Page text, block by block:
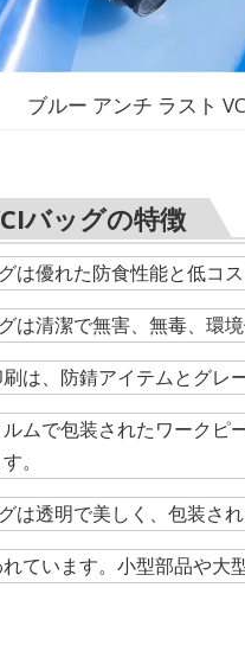
ブルー アンチ ラスト
バッグの特徴
は優れた防食性能と低コ
は清潔で無害、無毒、環
刷は、防錆アイテムとグレ
ルムで包装されたワークピ
。
は透明で美しく、包装さ
ています。小型部品や大